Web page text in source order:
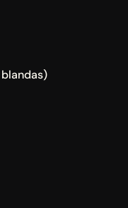
blandas)